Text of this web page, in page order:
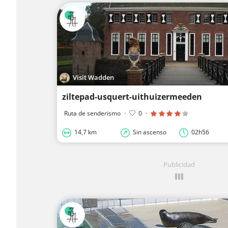
Visit Wadden
ziltepad-usquert-uithuizermeeden
Ruta de senderismo · 0 ·
14,7 km Sin ascenso 02h56
Publicidad